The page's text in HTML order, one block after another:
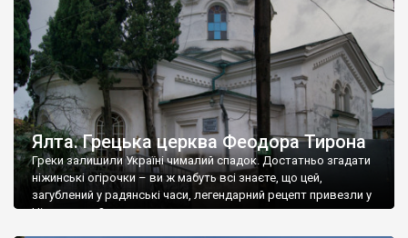
Ялта. Грецька церква Феодора Тирона
Греки залишили Україні чималий спадок. Достатньо згадати
ніжинські огірочки – ви ж мабуть всі знаєте, що цей,
загублений у радянські часи, легендарний рецепт привезли у
Ніжин греки?